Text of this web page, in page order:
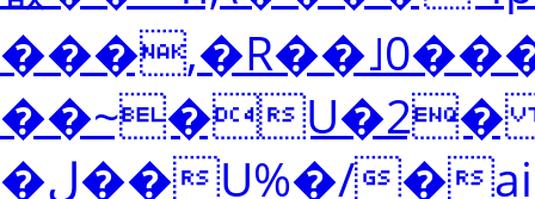
��~�U�2�
�ل��U%�/�ai